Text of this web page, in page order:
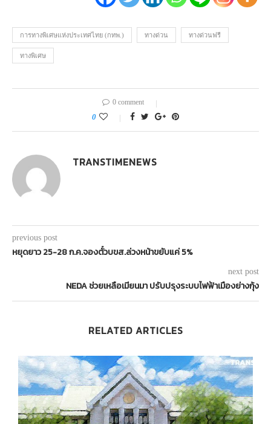
การทางพิเศษแห่งประเทศไทย (กทพ.) ทางด่วน ทางด่วนฟรี
ทางพิเศษ
0 comment
0
TRANSTIMENEWS
previous post
หยุดยาว 25-28 ก.ค.จองตั๋วบขส.ล่วงหน้าขยับแค่ 5%
next post
NEDA ช่วยเหลือเมียนมา ปรับปรุงระบบไฟฟ้าเมืองย่างกุ้ง
RELATED ARTICLES